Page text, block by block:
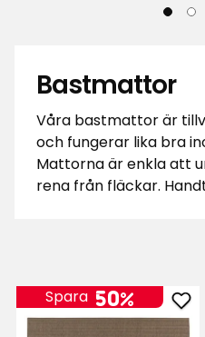
Bastmattor
Våra bastmattor är
och fungerar lika bra
Mattorna är enkla att
rena från fläckar.
Spara 50%
till